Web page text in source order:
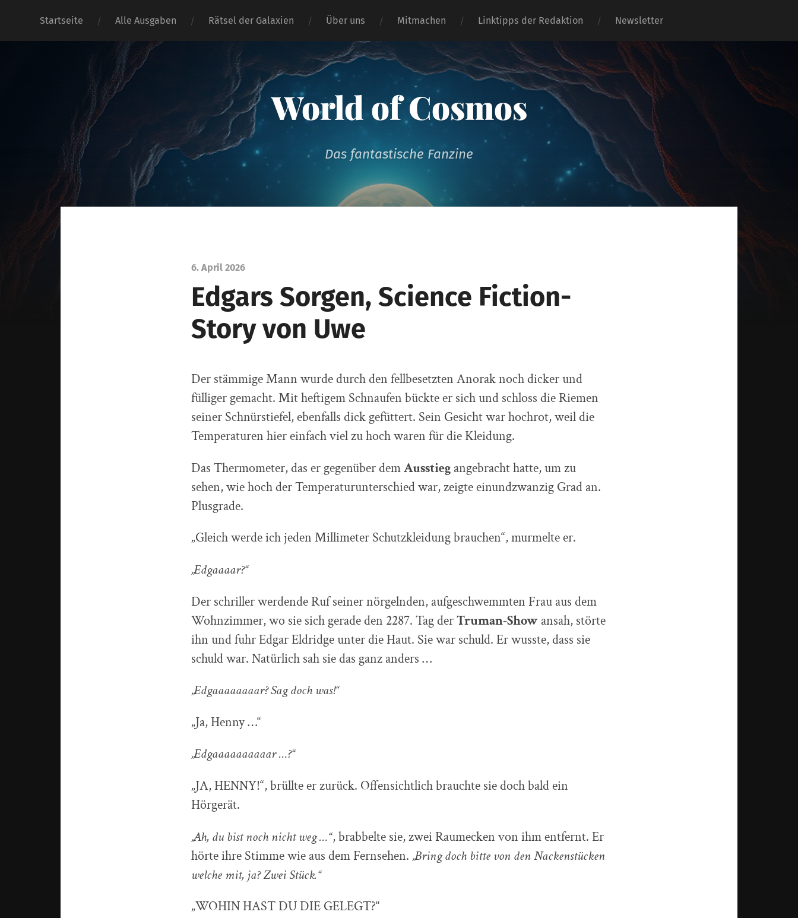
Startseite Alle Ausgaben Rätsel der Galaxien Über uns Mitmachen Linktipps der Redaktion Newsletter
World of Cosmos
Das fantastische Fanzine
6. April 2026
Edgars Sorgen, Science Fiction-
Story von Uwe
Der stämmige Mann wurde durch den fellbesetzten Anorak noch dicker und
fülliger gemacht. Mit heftigem Schnaufen bückte er sich und schloss die Riemen
seiner Schnürstiefel, ebenfalls dick gefüttert. Sein Gesicht war hochrot, weil die
Temperaturen hier einfach viel zu hoch waren für die Kleidung.
Das Thermometer, das er gegenüber demAusstieg angebracht hatte, um zu
sehen, wie hoch der Temperaturunterschied war, zeigte einundzwanzig Grad an.
Plusgrade.
„Gleich werde ich jeden Millimeter Schutzkleidung brauchen“, murmelte er.
„Edgaaaar?“
Der schriller werdende Ruf seiner nörgelnden, aufgeschwemmten Frau aus dem
Wohnzimmer, wo sie sich gerade den 2287. Tag derTruman-Show ansah, störte
ihn und fuhr Edgar Eldridge unter die Haut. Sie war schuld. Er wusste, dass sie
schuld war. Natürlich sah sie das ganz anders …
„Edgaaaaaaaar? Sag doch was!“
„Ja, Henny …“
„Edgaaaaaaaaaar …?“
„JA, HENNY!“, brüllte er zurück. Offensichtlich brauchte sie doch bald ein
Hörgerät.
„Ah, du bist noch nicht weg …“, brabbelte sie, zwei Raumecken von ihm entfernt. Er
hörte ihre Stimme wie aus dem Fernsehen. „Bring doch bitte von den Nackenstücken
welche mit, ja? Zwei Stück.“
„WOHIN HAST DU DIE GELEGT?“